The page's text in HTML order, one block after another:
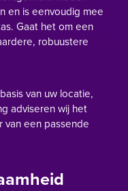
en is eenvoudig mee
Gaat het om een
robuustere
van uw locatie,
adviseren wij het
van een passende